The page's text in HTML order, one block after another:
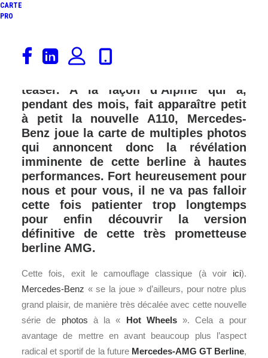
CARTE
PRO
La Mercedes-AMG GT Berline est en
approche ! Telle une trilogie, voici une
teaser. A la façon d’Alpine qui a,
pendant des mois, fait apparaître petit
à petit la nouvelle A110, Mercedes-
Benz joue la carte de multiples photos
qui annoncent donc la révélation
imminente de cette berline à hautes
performances. Fort heureusement pour
nous et pour vous, il ne va pas falloir
cette fois patienter trop longtemps
pour enfin découvrir la version
définitive de cette très prometteuse
berline AMG.
Cette fois, exit le camouflage classique (à voir ici).
Mercedes-Benz « se la joue » d’ailleurs, pour notre plus
grand plaisir, de manière très décalée avec cette nouvelle
série de photos à la « Hot Wheels». Cela a pour
avantage de mettre en avant beaucoup plus l’aspect
radical et sportif de la future Mercedes-AMG GT Berline,